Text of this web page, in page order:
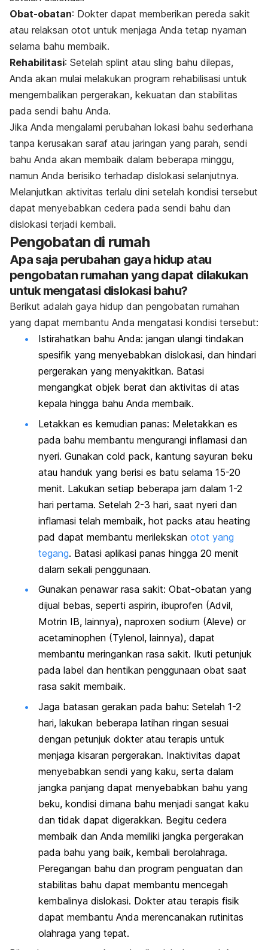
Obat-obatan: Dokter dapat memberikan pereda sakit
atau relaksan otot untuk menjaga Anda tetap nyaman
selama bahu membaik.
Rehabilitasi: Setelah splint atau sling bahu dilepas,
Anda akan mulai melakukan program rehabilisasi untuk
mengembalikan pergerakan, kekuatan dan stabilitas
pada sendi bahu Anda.
Jika Anda mengalami perubahan lokasi bahu sederhana
tanpa kerusakan saraf atau jaringan yang parah, sendi
bahu Anda akan membaik dalam beberapa minggu,
namun Anda berisiko terhadap dislokasi selanjutnya.
Melanjutkan aktivitas terlalu dini setelah kondisi tersebut
dapat menyebabkan cedera pada sendi bahu dan
dislokasi terjadi kembali.
Pengobatan di rumah
Apa saja perubahan gaya hidup atau
pengobatan rumahan yang dapat dilakukan
untuk mengatasi dislokasi bahu?
Berikut adalah gaya hidup dan pengobatan rumahan
yang dapat membantu Anda mengatasi kondisi tersebut:
Istirahatkan bahu Anda: jangan ulangi tindakan
spesifik yang menyebabkan dislokasi, dan hindari
pergerakan yang menyakitkan. Batasi
mengangkat objek berat dan aktivitas di atas
kepala hingga bahu Anda membaik.
Letakkan es kemudian panas: Meletakkan es
pada bahu membantu mengurangi inflamasi dan
nyeri. Gunakan cold pack, kantung sayuran beku
atau handuk yang berisi es batu selama 15-20
menit. Lakukan setiap beberapa jam dalam 1-2
hari pertama. Setelah 2-3 hari, saat nyeri dan
inflamasi telah membaik, hot packs atau heating
pad dapat membantu merilekskan otot yang
tegang. Batasi aplikasi panas hingga 20 menit
dalam sekali penggunaan.
Gunakan penawar rasa sakit: Obat-obatan yang
dijual bebas, seperti aspirin, ibuprofen (Advil,
Motrin IB, lainnya), naproxen sodium (Aleve) or
acetaminophen (Tylenol, lainnya), dapat
membantu meringankan rasa sakit. Ikuti petunjuk
pada label dan hentikan penggunaan obat saat
rasa sakit membaik.
Jaga batasan gerakan pada bahu: Setelah 1-2
hari, lakukan beberapa latihan ringan sesuai
dengan petunjuk dokter atau terapis untuk
menjaga kisaran pergerakan. Inaktivitas dapat
menyebabkan sendi yang kaku, serta dalam
jangka panjang dapat menyebabkan bahu yang
beku, kondisi dimana bahu menjadi sangat kaku
dan tidak dapat digerakkan. Begitu cedera
membaik dan Anda memiliki jangka pergerakan
pada bahu yang baik, kembali berolahraga.
Peregangan bahu dan program penguatan dan
stabilitas bahu dapat membantu mencegah
kembalinya dislokasi. Dokter atau terapis fisik
dapat membantu Anda merencanakan rutinitas
olahraga yang tepat.